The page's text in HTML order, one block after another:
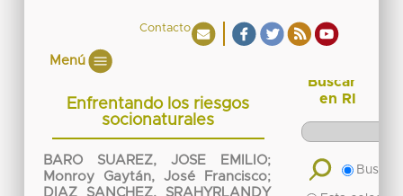
Contacto
Menú
Enfrentando los riesgos
socionaturales
BARO SUAREZ, JOSE EMILIO;
Monroy Gaytán, José Francisco;
DIAZ SANCHEZ, SRAHYRLANDY
Buscar
en RI
Buscar